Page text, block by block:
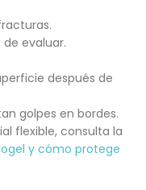
evaluar.
después de
golpes en bordes.
flexible, consulta la
y cómo protege